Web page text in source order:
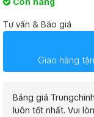
Tư vấn & Báo giá
Giao hàng
Bảng giá
luôn tốt nhất. Vui